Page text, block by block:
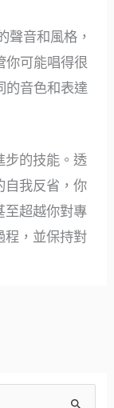
聲音和風格，
你可能唱得很
的音色和表達
步的技能。透
自我反省，你
至超越你對專
程，並保持對